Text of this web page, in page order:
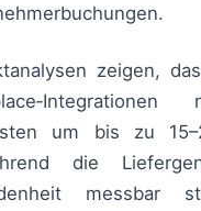
zeigen,
um bis zu
die
messbar